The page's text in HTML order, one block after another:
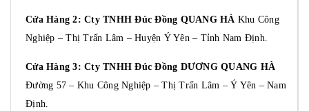
Cửa Hàng 2: Cty TNHH Đúc Đồng QUANG HÀ Khu Công
Nghiệp – Thị Trấn Lâm – Huyện Ý Yên – Tỉnh Nam Định.
Cửa Hàng 3: Cty TNHH Đúc Đồng DƯƠNG QUANG HÀ
Đường 57 – Khu Công Nghiệp – Thị Trấn Lâm – Ý Yên – Nam
Định.